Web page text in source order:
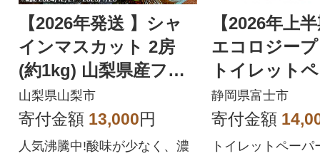
【2026年発送 】シャ
インマスカット 2房
(約1kg) 山梨県産フル
ーツ 人気のぶどう
山梨県山梨市
寄付金額 13,000円
人気沸騰中!酸味が少なく、濃
【2026年上
エコロジー
トイレット
ダブル 96ロ
品 人気
静岡県富士市
寄付金額
トイレットペーパ